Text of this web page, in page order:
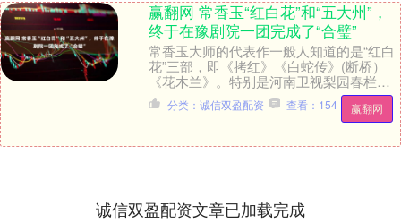
赢翻网 常香玉“红白花”和“五大州”，
终于在豫剧院一团完成了“合璧”
常香玉大师的代表作一般人知道的是“红白
花”三部，即《拷红》《白蛇传》(断桥）
《花木兰》。特别是河南卫视梨园春栏目
嘉宾的大力推介，似乎让人产生了错觉，
仿佛“红白花....
赢翻网
分类：诚信双盈配资 查看：154
诚信双盈配资文章已加载完成